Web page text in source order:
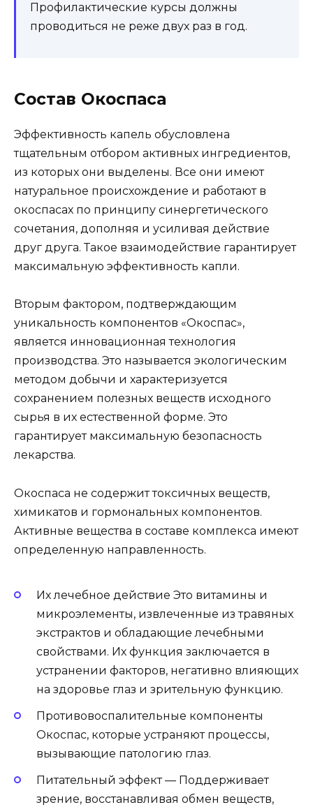
Профилактические курсы должны
проводиться не реже двух раз в год.
Состав Окоспаса
Эффективность капель обусловлена
тщательным отбором активных ингредиентов,
из которых они выделены. Все они имеют
натуральное происхождение и работают в
окоспасах по принципу синергетического
сочетания, дополняя и усиливая действие
друг друга. Такое взаимодействие гарантирует
максимальную эффективность капли.
Вторым фактором, подтверждающим
уникальность компонентов «Окоспас»,
является инновационная технология
производства. Это называется экологическим
методом добычи и характеризуется
сохранением полезных веществ исходного
сырья в их естественной форме. Это
гарантирует максимальную безопасность
лекарства.
Окоспаса не содержит токсичных веществ,
химикатов и гормональных компонентов.
Активные вещества в составе комплекса имеют
определенную направленность.
Их лечебное действие Это витамины и
микроэлементы, извлеченные из травяных
экстрактов и обладающие лечебными
свойствами. Их функция заключается в
устранении факторов, негативно влияющих
на здоровье глаз и зрительную функцию.
Противовоспалительные компоненты
Окоспас, которые устраняют процессы,
вызывающие патологию глаз.
Питательный эффект — Поддерживает
зрение, восстанавливая обмен веществ,